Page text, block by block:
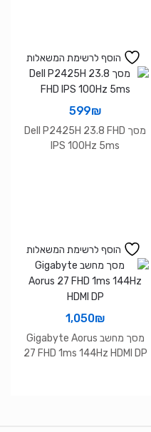
הוסף לרשימת המשאלות
599₪
מסך Dell P2425H 23.8 FHD
IPS 100Hz 5ms
הוסף לרשימת המשאלות
1,050₪
מסך מחשב Gigabyte Aorus
27 FHD 1ms 144Hz HDMI DP